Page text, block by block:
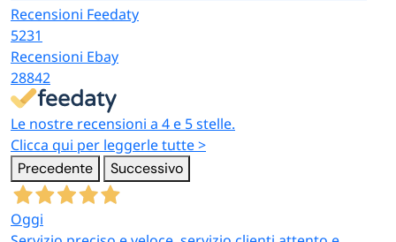
Recensioni Feedaty
5231
Recensioni Ebay
28842
Le nostre recensioni a 4 e 5 stelle.
Clicca qui per leggerle tutte >
Precedente Successivo
Oggi